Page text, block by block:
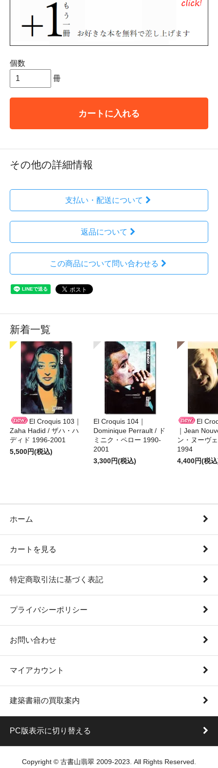
個数
冊
カートに入れる
その他の詳細情報
支払い・配送について
返品について
この商品について問い合わせる
新着一覧
El Croquis 103｜
Zaha Hadid / ザハ・ハ
ディド 1996-2001
5,500円(税込)
El Croquis 104｜
Dominique Perrault / ド
ミニク・ペロー 1990-
2001
3,300円(税込)
El
｜Jean
ン・ヌーヴ
1994
4,400円(税
ホーム
カートを見る
特定商取引法に基づく表記
プライバシーポリシー
お問い合わせ
マイアカウント
建築書籍の買取案内
PC版表示に切り替える
Copyright © 古書山翡翠 2009-2023. All Rights Reserved.